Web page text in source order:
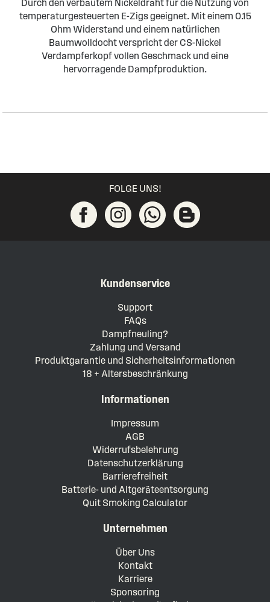
Durch den verbautem Nickeldraht für die Nutzung von
temperaturgesteuerten E-Zigs geeignet. Mit einem 0.15
Ohm Widerstand und einem natürlichen
Baumwolldocht verspricht der CS-Nickel
Verdampferkopf vollen Geschmack und eine
hervorragende Dampfproduktion.
FOLGE UNS!
Kundenservice
Support
FAQs
Dampfneuling?
Zahlung und Versand
Produktgarantie und Sicherheitsinformationen
18 + Altersbeschränkung
Informationen
Impressum
AGB
Widerrufsbelehrung
Datenschutzerklärung
Barrierefreiheit
Batterie- und Altgeräteentsorgung
Quit Smoking Calculator
Unternehmen
Über Uns
Kontakt
Karriere
Sponsoring